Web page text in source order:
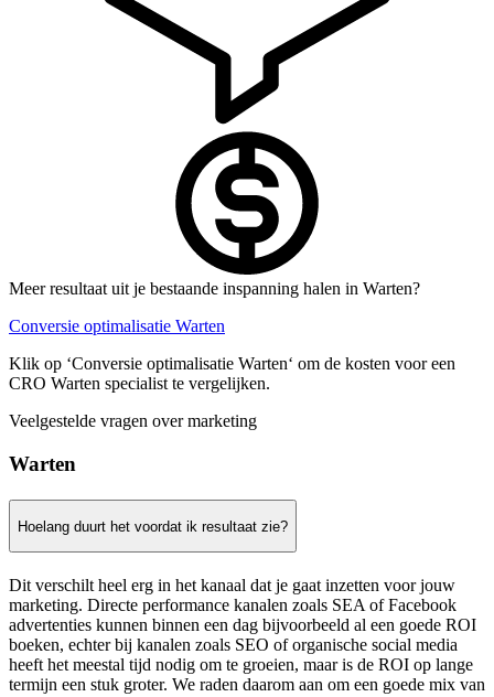
Meer resultaat uit je bestaande inspanning halen in Warten?
Conversie optimalisatie Warten
Klik op ‘Conversie optimalisatie Warten‘ om de kosten voor een
CRO Warten specialist te vergelijken.
Veelgestelde vragen over marketing
Warten
Hoelang duurt het voordat ik resultaat zie?
Dit verschilt heel erg in het kanaal dat je gaat inzetten voor jouw
marketing. Directe performance kanalen zoals SEA of Facebook
advertenties kunnen binnen een dag bijvoorbeeld al een goede ROI
boeken, echter bij kanalen zoals SEO of organische social media
heeft het meestal tijd nodig om te groeien, maar is de ROI op lange
termijn een stuk groter. We raden daarom aan om een goede mix van